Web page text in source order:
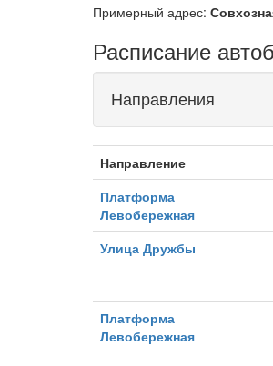
Примерный адрес:
Расписание
Направления
Направление
Платформа
Левобережная
Улица Дружбы
Платформа
Левобережная